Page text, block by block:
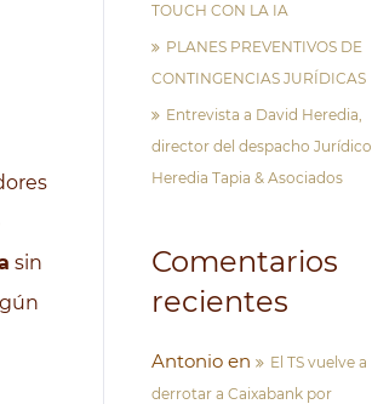
sin
TOUCH CON LA IA
PLANES PREVENTIVOS DE
CONTINGENCIAS JURÍDICAS
Entrevista a David Heredia,
director del despacho Jurídico
Heredia Tapia & Asociados
Comentarios
recientes
Antonio en
El TS vuelve a
derrotar a Caixabank por